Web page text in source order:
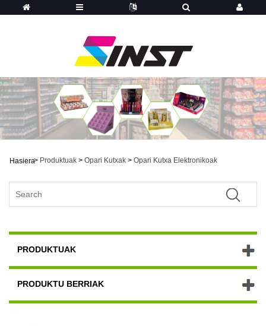
Hasiera> Produktuak > Opari Kutxak > Opari Kutxa Elektronikoak
PRODUKTUAK
PRODUKTU BERRIAK